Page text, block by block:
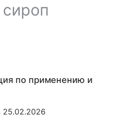
сироп
по применению и
25.02.2026